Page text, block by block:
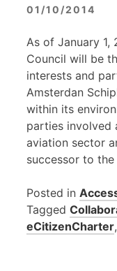
01/10/2014
As of January 1,
Council will be
interests and
Amsterdan
within its
parties involved
aviation sector
successor to
Posted in
Tagged
eCitizenCharter,